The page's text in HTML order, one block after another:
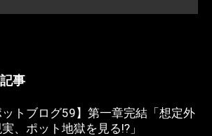
事
ットブログ59】第一章完結「想定外
、ポット地獄を見る!?」